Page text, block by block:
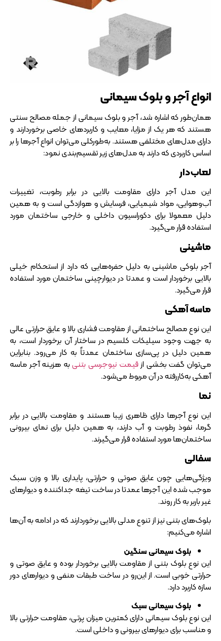
انواع آجر و بلوک سیمانی
همان‌طور که اشاره شد، آجر و بلوک سیمانی از جمله مصالح سنتی
هستند که هر یک از مزایا، معایب و کاربردهای خاصی برخوردارند و
دارای مدل‌های مختلفی هستند. به‌طورکلی می‌توان انواع آجرها را بر
اساس کاربردی که دارند به مدل‌های زیر تقسیم‌بندی نمود:
لعاب‌دار
این مدل آجر دارای مقاومت بالایی در برابر رطوبت، تغییرات
آب‌وهوایی، مواد شیمیایی، فرسایش و هوازدگی است و به همین
دلیل معمولا برای دکوراسیون داخلی و خارجی ساختمان مورد
استفاده قرار می‌گیرد.
ماشینی
آجر بلوکی ماشینی به دلیل حفره‌هایی که دارد از استحکام خیلی
بالایی برخوردار است و عمدتا در دیوارچینی ساختمان مورد استفاده
قرار می‌گیرد.
ماسه آهکی
این نوع مصالح ساختمانی از مقاومت فشاری بالا و عایق حرارتی عالی
به جهت وجود سیلیکات کلسیم در ساختار آن برخوردار است، به
همین دلیل در پی‌سازی ساختمان عمدتاً به کار می‌رود. بنابراین
می‌توان گفت بخشی از قیمت نیوجرسی بتنیبه هزینه آجر ماسه
آهکی به‌کاررفته در آن مربوط می‌شود.
نما
این نوع آجرها دارای ظاهری زیبا هستند و مقاومت بالایی در برابر
گرما، نفوذ رطوبت و آب دارند، به همین دلیل برای نمای بیرونی
ساختمان‌ها مورد استفاده قرار می‌گیرند.
سفالی
ویژگی‌هایی چون عایق صوتی و حرارتی، پایداری بالا و وزن سبک
موجب شده این آجرها عمدتا در ساخت تیغه جداکننده و دیوارهای
غیر باربر به کار روند.
بلوک‌های بتنی نیز از تنوع مدلی بالایی برخوردارند که در ادامه به آن‌ها
اشاره می‌کنیم:
بلوک سیمانی سنگین
این نوع بلوک بتنی از مقاومت بالایی برخوردار بوده و عایق صوتی و
حرارتی خوبی است. از این‌رو در ساخت طبقات منفی و دیوارهای دور
سازه کاربرد دارد.
بلوک سیمانی سبک
این نوع بلوک سیمانی دارای کمترین میزان پرتی، مقاومت حرارتی بالا
و مناسب برای دیوارهای بیرونی و داخلی است.